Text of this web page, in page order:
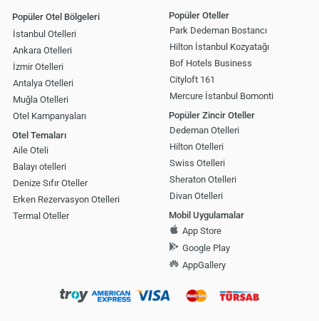
Popüler Otel Bölgeleri
İstanbul Otelleri
Ankara Otelleri
İzmir Otelleri
Antalya Otelleri
Muğla Otelleri
Otel Kampanyaları
Otel Temaları
Aile Oteli
Balayı otelleri
Denize Sıfır Oteller
Erken Rezervasyon Otelleri
Termal Oteller
Popüler Oteller
Park Dedeman Bostancı
Hilton İstanbul Kozyatağı
Bof Hotels Business
Cityloft 161
Mercure İstanbul Bomonti
Popüler Zincir Oteller
Dedeman Otelleri
Hilton Otelleri
Swiss Otelleri
Sheraton Otelleri
Divan Otelleri
Mobil Uygulamalar
App Store
Google Play
AppGallery